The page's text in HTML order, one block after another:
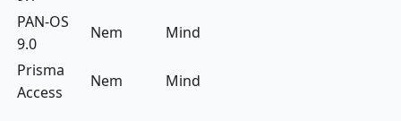
PAN-OS
9.0
Nem
Mind
Prisma
Access
Nem Mind